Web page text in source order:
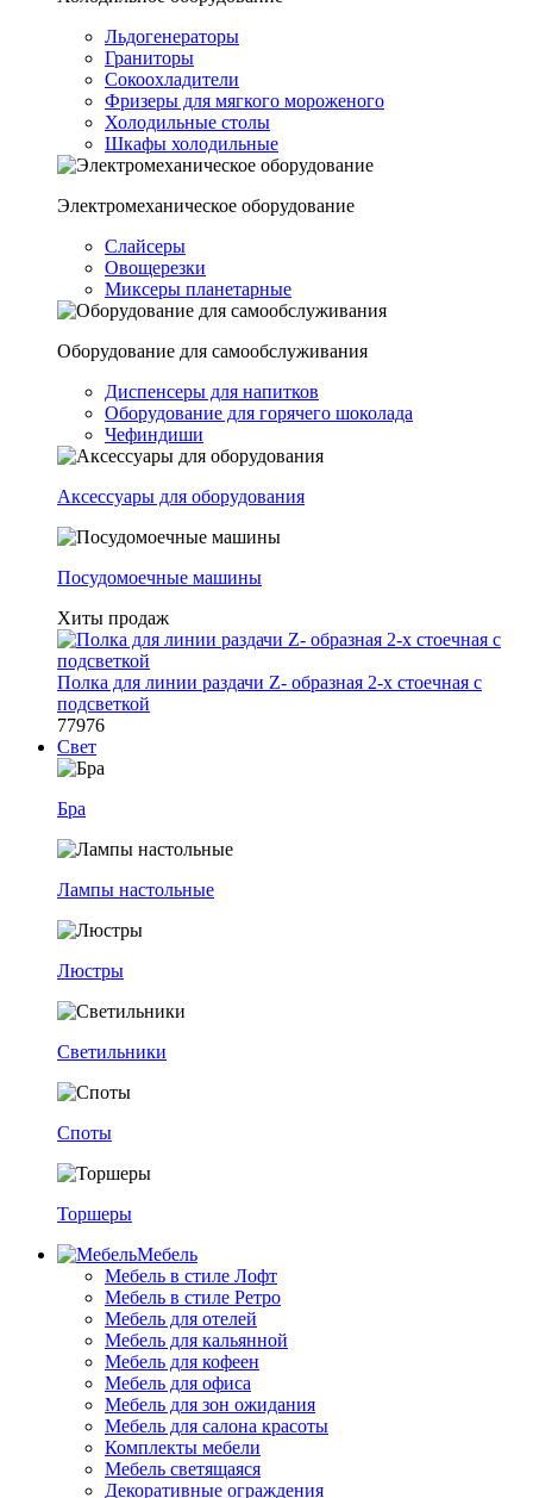
Льдогенераторы
Граниторы
Сокоохладители
Фризеры для мягкого мороженого
Холодильные столы
Шкафы холодильные
Электромеханическое оборудование
Слайсеры
Овощерезки
Миксеры планетарные
Оборудование для самообслуживания
Диспенсеры для напитков
Оборудование для горячего шоколада
Чефиндиши
Аксессуары для оборудования
Посудомоечные машины
Хиты продаж
Полка для линии раздачи Z- образная 2-х стоечная с
подсветкой
77976
Свет
Бра
Лампы настольные
Люстры
Светильники
Споты
Торшеры
Мебель
Мебель в стиле Лофт
Мебель в стиле Ретро
Мебель для отелей
Мебель для кальянной
Мебель для кофеен
Мебель для офиса
Мебель для зон ожидания
Мебель для салона красоты
Комплекты мебели
Мебель светящаяся
Декоративные ограждения